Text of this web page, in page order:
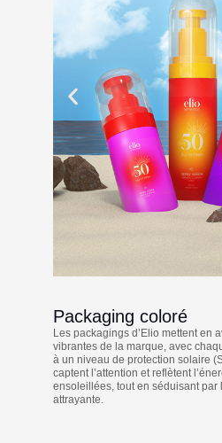
Packaging coloré
Les packagings d’Elio mettent en
vibrantes de la marque, avec
à un niveau de protection solaire
captent l’attention et reflètent
ensoleillées, tout en séduisant par
attrayante.